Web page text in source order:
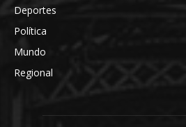
Deportes
Política
Mundo
Regional